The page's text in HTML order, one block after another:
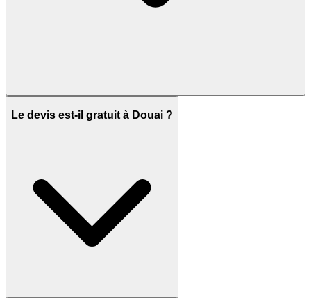
Le devis est-il gratuit à Douai ?